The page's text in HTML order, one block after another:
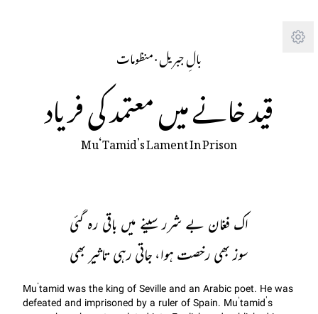
‫بالِ جبریل· منظومات
قید خانے میں معتمد کی فریاد
Mu‘Tamid’s Lament In Prison
اک فغان بے شرر سینے میں باقی رہ گئی
سوز بھی رخصت ہوا، جاتی رہی تاثیر بھی
Mu‘tamid was the king of Seville and an Arabic poet. He was
defeated and imprisoned by a ruler of Spain. Mu‘tamid’s